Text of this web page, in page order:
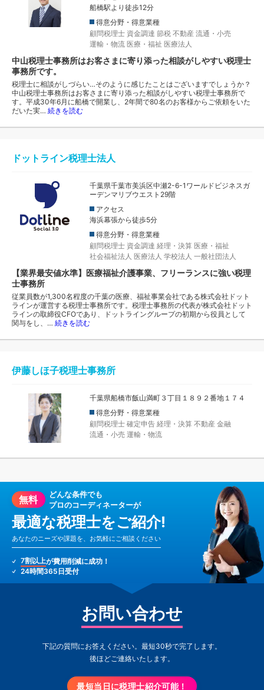
船橋駅より徒歩12分
得意分野・得意業種
顧問税理士 資金調達 節税 不動産 流通・小売
運輸・物流 医療・福祉 医療法人
中山税理士事務所はお客さまに寄り添った相談がしやすい税理士
事務所です。
​​税理士に相談がしづらい…そのように感じたことはございますでしょうか？
中山税理士事務所はお客さまに寄り添った相談がしやすい税理士事務所で
す。平成30年6月に船橋で開業し、2年間で80名のお客様からご依頼をいた
だいた実… 続きを読む
ドットライン税理士法人
千葉県千葉市美浜区中瀬2-6-1ワールドビジネスガ
ーデンマリブウエスト29階
アクセス
海浜幕張から徒歩5分
得意分野・得意業種
顧問税理士 資金調達 経理・決算 医療・福祉
社会福祉法人 医療法人 学校法人 一般社団法人
【業界最安値水準】医療福祉介護事業、フリーランスに強い税理
士事務所
従業員数が1,300名程度の千葉の医療、福祉事業会社である株式会社ドット
ラインが運営する税理士事務所です。税理士事務所の代表が株式会社ドット
ラインの取締役CFOであり、ドットライングループの初期から役員として
関与をし、… 続きを読む
伊藤しほ子税理士事務所
千葉県船橋市飯山満町３丁目１８９２番地１７４
得意分野・得意業種
顧問税理士 確定申告 経理・決算 不動産 金融
流通・小売 運輸・物流
無料
どんな条件でも
プロのコーディネーターが
最適な税理士をご紹介!
あなたのニーズや課題を、お気軽にご相談ください
7割以上が費用削減に成功！
24時間365日受付
お問い合わせ
下記の質問にお答えください。最短30秒で完了します。
後ほどご連絡いたします。
最短当日に税理士紹介可能！